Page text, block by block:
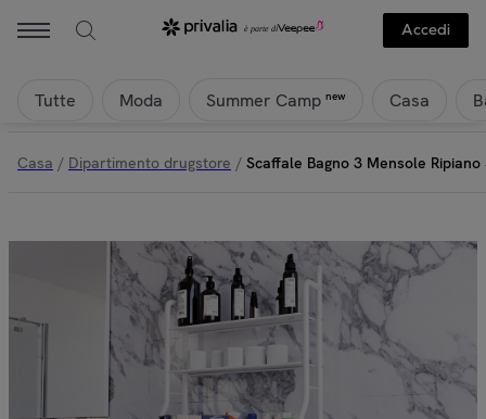
Accedi
Tutte Moda Summer Camp new Casa
Casa / Dipartimento drugstore / Scaffale Bagno 3 Mensole